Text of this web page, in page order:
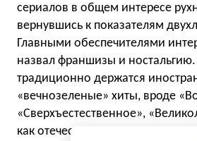
сериалов в общем интересе
вернувшись к показателям
Главными обеспечителями
назвал франшизы и
традиционно держатся
«вечнозеленые» хиты, вроде
«Сверхъестественное»,
как отечественные новинки не